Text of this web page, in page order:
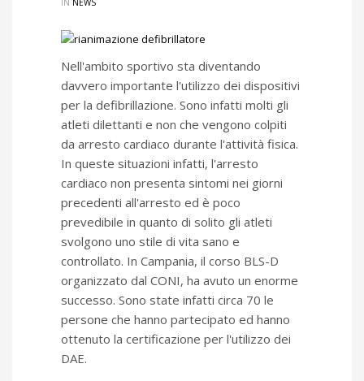
IN NEWS
Nell'ambito sportivo sta diventando
davvero importante l'utilizzo dei dispositivi
per la defibrillazione. Sono infatti molti gli
atleti dilettanti e non che vengono colpiti
da arresto cardiaco durante l'attività fisica.
In queste situazioni infatti, l'arresto
cardiaco non presenta sintomi nei giorni
precedenti all'arresto ed è poco
prevedibile in quanto di solito gli atleti
svolgono uno stile di vita sano e
controllato. In Campania, il corso BLS-D
organizzato dal CONI, ha avuto un enorme
successo. Sono state infatti circa 70 le
persone che hanno partecipato ed hanno
ottenuto la certificazione per l'utilizzo dei
DAE.